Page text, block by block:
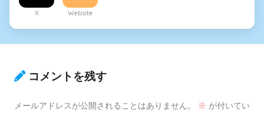
X Website
コメントを残す
メールアドレスが公開されることはありません。 ※ が付いてい